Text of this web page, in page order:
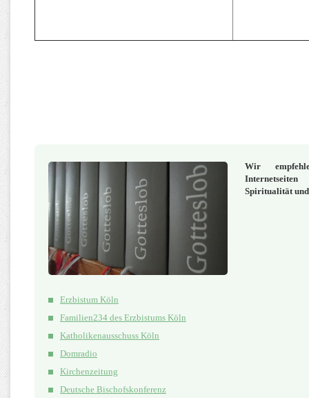
Wir
Spiritualität
Erzbistum Köln
Familien234 des Erzbistums Köln
Katholikenausschuss Köln
Domradio
Kirchenzeitung
Deutsche Bischofskonferenz